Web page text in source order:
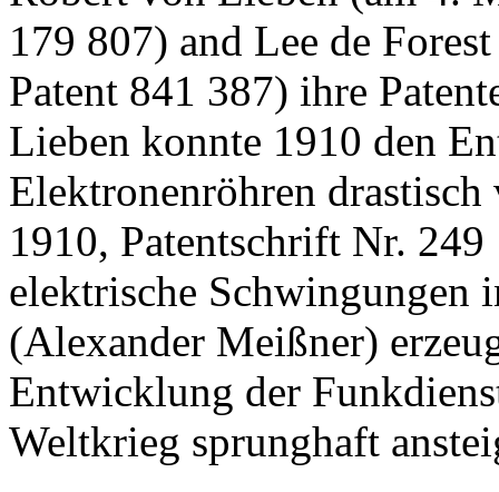
179 807) and Lee de
Patent 841 387) ihre
Lieben konnte 1910 den
Elektronenröhren
1910, Patentschrift Nr.
elektrische Schwingungen
(Alexander Meißner)
Entwicklung der
Weltkrieg sprunghaft